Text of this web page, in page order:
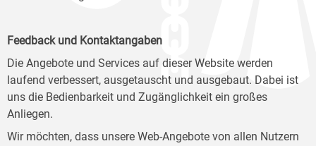
Feedback und Kontaktangaben
Die Angebote und Services auf dieser Website werden
laufend verbessert, ausgetauscht und ausgebaut. Dabei ist
uns die Bedienbarkeit und Zugänglichkeit ein großes
Anliegen.
Wir möchten, dass unsere Web-Angebote von allen Nutzern